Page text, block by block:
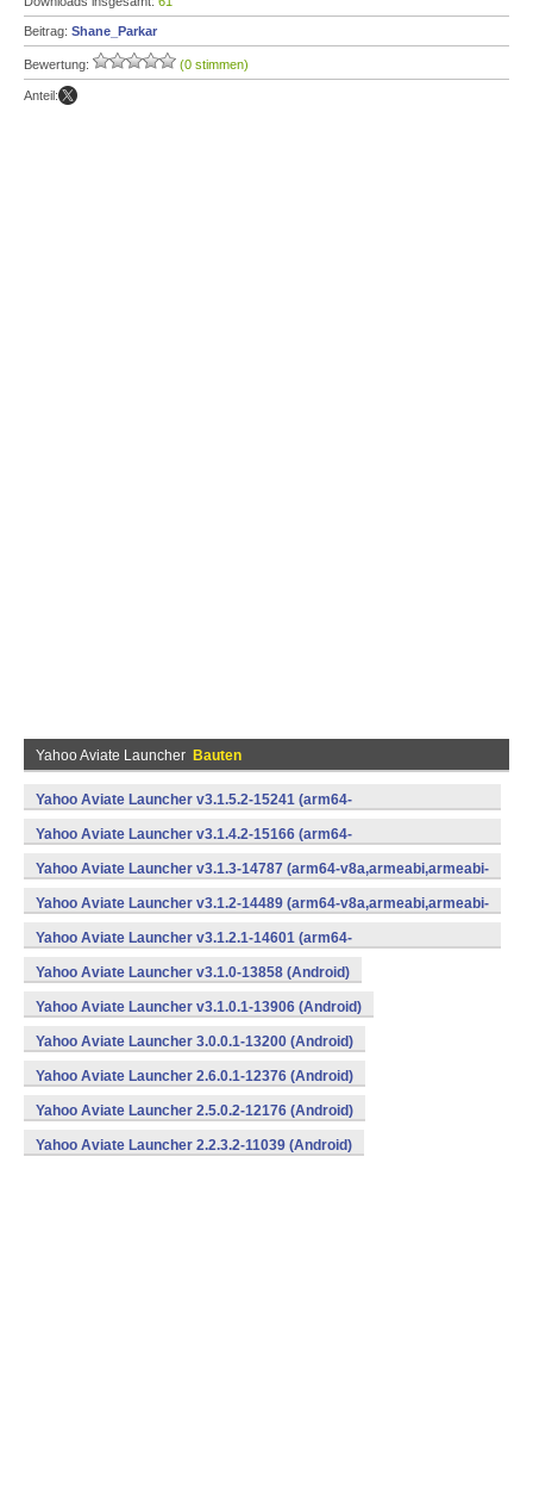
Beitrag: Shane_Parkar
Bewertung: (0 stimmen)
Anteil:
Yahoo Aviate Launcher Bauten
Yahoo Aviate Launcher v3.1.5.2-15241 (arm64-
v8a,armeabi,armeabi-v7a,x86,x86_64) (Android)
Yahoo Aviate Launcher v3.1.4.2-15166 (arm64-
v8a,armeabi,armeabi-v7a,x86,x86_64) (Android)
Yahoo Aviate Launcher v3.1.3-14787 (arm64-v8a,armeabi,armeabi-
v7a,x86) (Android)
Yahoo Aviate Launcher v3.1.2-14489 (arm64-v8a,armeabi,armeabi-
v7a,x86) (Android)
Yahoo Aviate Launcher v3.1.2.1-14601 (arm64-
v8a,armeabi,armeabi-v7a,x86) (Android)
Yahoo Aviate Launcher v3.1.0-13858 (Android)
Yahoo Aviate Launcher v3.1.0.1-13906 (Android)
Yahoo Aviate Launcher 3.0.0.1-13200 (Android)
Yahoo Aviate Launcher 2.6.0.1-12376 (Android)
Yahoo Aviate Launcher 2.5.0.2-12176 (Android)
Yahoo Aviate Launcher 2.2.3.2-11039 (Android)